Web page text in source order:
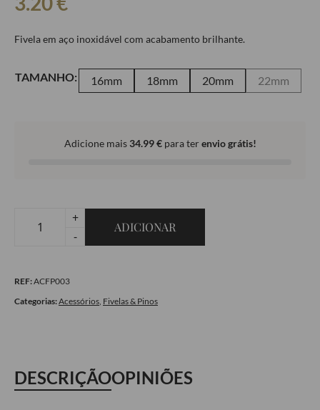
Fivela em aço inoxidável com acabamento brilhante.
TAMANHO: 16mm 18mm 20mm 22mm
Adicione mais 34.99€para terenvio grátis!
Quantidade
Bright
Gold
+
-
ADICIONAR
REF:ACFP003
Categorias:Acessórios, Fivelas & Pinos
DESCRIÇÃOOPINIÕES